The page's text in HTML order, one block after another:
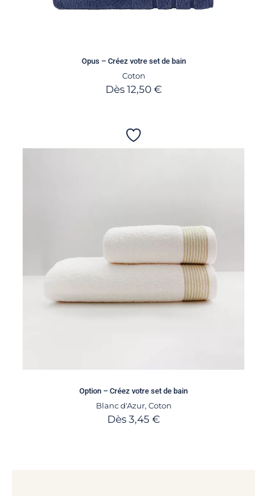
Opus – Créez votre set de bain
Coton
Dès 12,50 €
Option – Créez votre set de bain
Blanc d'Azur, Coton
Dès 3,45 €